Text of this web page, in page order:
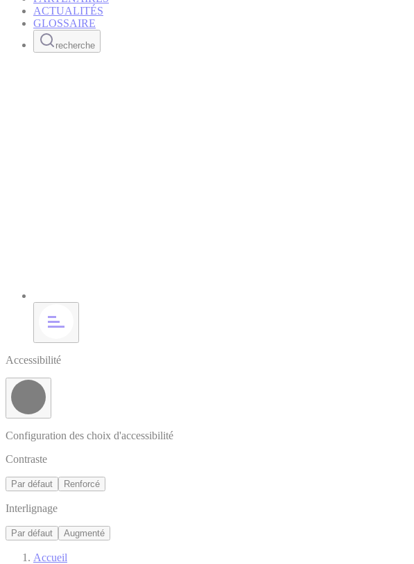
ACTUALITÉS
GLOSSAIRE
recherche
Accessibilité
Configuration des choix d'accessibilité
Contraste
Par défaut Renforcé
Interlignage
Par défaut Augmenté
Accueil